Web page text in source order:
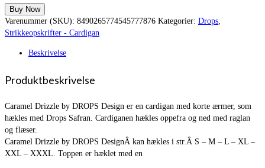
pris
var:
kr. 128,00.
er:
kr. 87,60.
Buy Now
Varenummer (SKU): 8490265774545777876 Kategorier: Drops,
Strikkeopskrifter - Cardigan
Beskrivelse
Produktbeskrivelse
Caramel Drizzle by DROPS Design er en cardigan med korte ærmer, som
hækles med Drops Safran. Cardiganen hækles oppefra og ned med raglan
og flæser.
Caramel Drizzle by DROPS DesignÂ kan hækles i str.Â S – M – L – XL –
XXL – XXXL. Toppen er hæklet med en